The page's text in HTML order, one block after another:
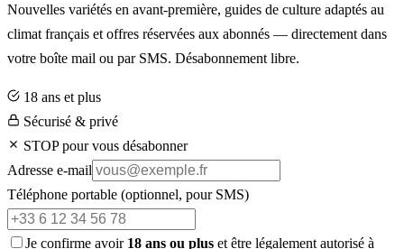
Nouvelles variétés en avant-première, guides de culture adaptés au
climat français et offres réservées aux abonnés — directement dans
votre boîte mail ou par SMS. Désabonnement libre.
18 ans et plus
Sécurisé & privé
STOP pour vous désabonner
Adresse e-mail
Téléphone portable (optionnel, pour SMS)
Je confirme avoir 18 ans ou plus et être légalement autorisé à